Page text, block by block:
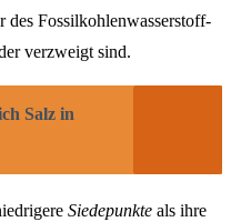
des Fossilkohlenwasserstoff-
verzweigt sind.
Salz in
Siedepunkte als ihre